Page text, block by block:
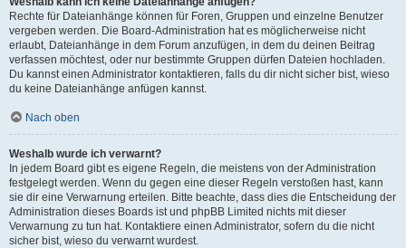
Rechte für Dateianhänge können für Foren, Gruppen und einzelne Benutzer
vergeben werden. Die Board-Administration hat es möglicherweise nicht
erlaubt, Dateianhänge in dem Forum anzufügen, in dem du deinen Beitrag
verfassen möchtest, oder nur bestimmte Gruppen dürfen Dateien hochladen.
Du kannst einen Administrator kontaktieren, falls du dir nicht sicher bist, wieso
du keine Dateianhänge anfügen kannst.
Nach oben
Weshalb wurde ich verwarnt?
In jedem Board gibt es eigene Regeln, die meistens von der Administration
festgelegt werden. Wenn du gegen eine dieser Regeln verstoßen hast, kann
sie dir eine Verwarnung erteilen. Bitte beachte, dass dies die Entscheidung der
Administration dieses Boards ist und phpBB Limited nichts mit dieser
Verwarnung zu tun hat. Kontaktiere einen Administrator, sofern du die nicht
sicher bist, wieso du verwarnt wurdest.